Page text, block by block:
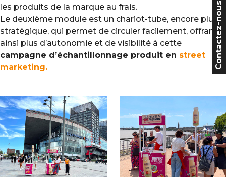
les produits de la marque au frais.
Le deuxième module est un chariot-tube, encore plus
stratégique, qui permet de circuler facilement, offrant
ainsi plus d’autonomie et de visibilité à cette
campagne d’échantillonnage produit en street
marketing.
Contactez-nous